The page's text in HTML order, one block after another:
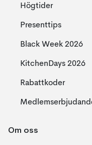
Högtider
Presenttips
Black Week 2026
KitchenDays 2026
Rabattkoder
Om oss